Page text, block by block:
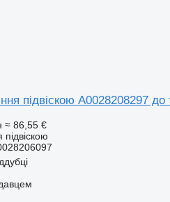
підвіскою A0028208297
≈ 86,55 €
підвіскою